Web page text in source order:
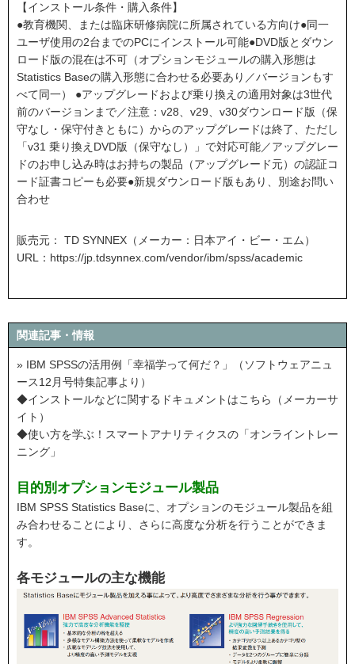
【インストール条件・購入条件】
●教育機関、または臨床研修病院に所属されている方向け●同一
ユーザ使用の2台までのPCにインストール可能●DVD版とダウン
ロード版の混在は不可（オプションモジュールの購入形態は
Statistics Baseの購入形態に合わせる必要あり／バージョンもす
べて同一） ●アップグレードおよび乗り換えの適用対象は3世代
前のバージョンまで／注意：v28、v29、v30ダウンロード版（保
守なし・保守付きともに）からのアップグレードは終了、ただし
「v31 乗り換えDVD版（保守なし）」で対応可能／アップグレー
ドのお申し込み時はお持ちの製品（アップグレード元）の認証コ
ード証書コピーも必要●新規ダウンロード版もあり、別途お問い
合わせ
販売元： TD SYNNEX（メーカー：日本アイ・ビー・エム）
URL： https://jp.tdsynnex.com/vendor/ibm/spss/academic
関連記事・情報
» IBM SPSSの活用例「幸福学って何だ？」（ソフトウェアニュ
ース12月号特集記事より）
◆インストールなどに関するドキュメントはこちら（メーカーサ
イト）
◆使い方を学ぶ！スマートアナリティクスの「オンライントレー
ニング」
目的別オプションモジュール製品
IBM SPSS Statistics Baseに、オプションのモジュール製品を組
み合わせることにより、さらに高度な分析を行うことができま
す。
各モジュールの主な機能